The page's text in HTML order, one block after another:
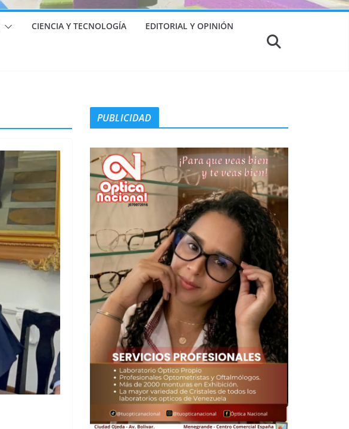
CIENCIA Y TECNOLOGÍA EDITORIAL Y OPINIÓN
PUBLICIDAD